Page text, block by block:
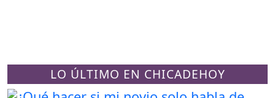
LO ÚLTIMO EN CHICADEHOY